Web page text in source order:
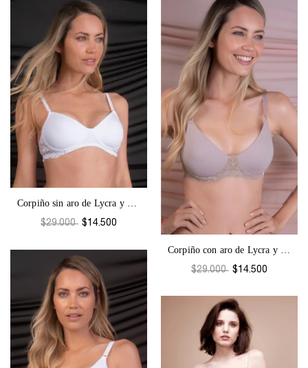
Corpiño sin aro de Lycra y Puntilla. Beb...
$29.000 $14.500
$29.000 $14.500